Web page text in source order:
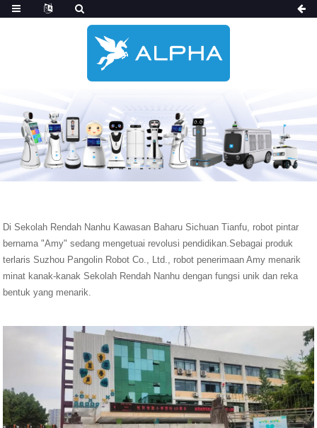
Di Sekolah Rendah Nanhu Kawasan Baharu Sichuan Tianfu, robot pintar
bernama "Amy" sedang mengetuai revolusi pendidikan.Sebagai produk
terlaris Suzhou Pangolin Robot Co., Ltd., robot penerimaan Amy menarik
minat kanak-kanak Sekolah Rendah Nanhu dengan fungsi unik dan reka
bentuk yang menarik.